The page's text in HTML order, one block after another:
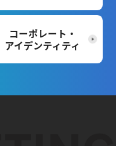
コーポレート・
アイデンティティ